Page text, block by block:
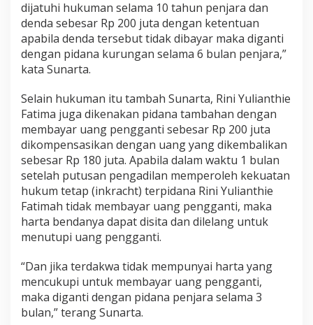
dijatuhi hukuman selama 10 tahun penjara dan
denda sebesar Rp 200 juta dengan ketentuan
apabila denda tersebut tidak dibayar maka diganti
dengan pidana kurungan selama 6 bulan penjara,”
kata Sunarta.
Selain hukuman itu tambah Sunarta, Rini Yulianthie
Fatima juga dikenakan pidana tambahan dengan
membayar uang pengganti sebesar Rp 200 juta
dikompensasikan dengan uang yang dikembalikan
sebesar Rp 180 juta. Apabila dalam waktu 1 bulan
setelah putusan pengadilan memperoleh kekuatan
hukum tetap (inkracht) terpidana Rini Yulianthie
Fatimah tidak membayar uang pengganti, maka
harta bendanya dapat disita dan dilelang untuk
menutupi uang pengganti.
“Dan jika terdakwa tidak mempunyai harta yang
mencukupi untuk membayar uang pengganti,
maka diganti dengan pidana penjara selama 3
bulan,” terang Sunarta.